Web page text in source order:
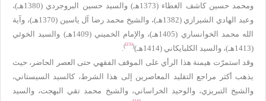
ومحمد حسين كاشف الغطاء (1373هـ) والسيد حسين البروجردي (1380هـ)،
وعبد الهادي الشيرازي (1382هـ)، والشيخ محمد رضا آل ياسين (1370هـ)، وآية
الله محمد الخوانساري (1405هـ)، والإمام الخميني (1409هـ) والسيد الخوئي
(1413هـ)، والسيد الكلبايكاني (1414هـ)
(
[23]
)
وقد استمرّت هيمنة هذا الرأي على الموقف الفقهي حتى العصر الحاضر، حيث
يذهب أكثر مراجع التقليد المعاصرين إلى هذا الشرط، كالسيد السيستاني،
والشيخ التبريزي، والوحيد الخراساني، والشيخ محمد تقي البهجت، والسيد